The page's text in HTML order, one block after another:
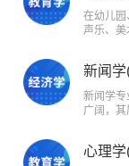
在幼儿园
声乐、
等工作；
栏节目
动中心
新闻
新闻学专
广阔，
下刊物编
心理